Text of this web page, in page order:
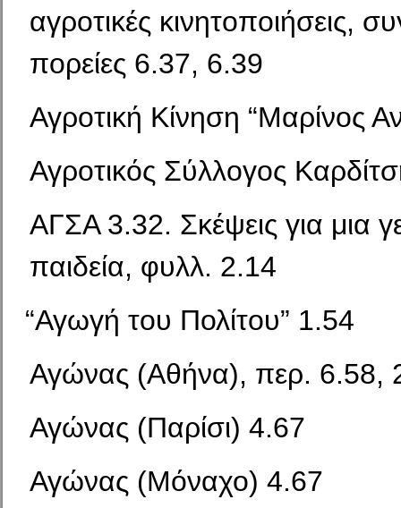
αγροτικές κινητοποιήσεις,
πορείες 6.37, 6.39
Αγροτική Κίνηση “Μαρίνος
Αγροτικός Σύλλογος
ΑΓΣΑ 3.32. Σκέψεις για μια
παιδεία, φυλλ. 2.14
“Αγωγή του Πολίτου” 1.54
Αγώνας (Αθήνα), περ. 6.58,
Αγώνας (Παρίσι) 4.67
Αγώνας (Μόναχο) 4.67